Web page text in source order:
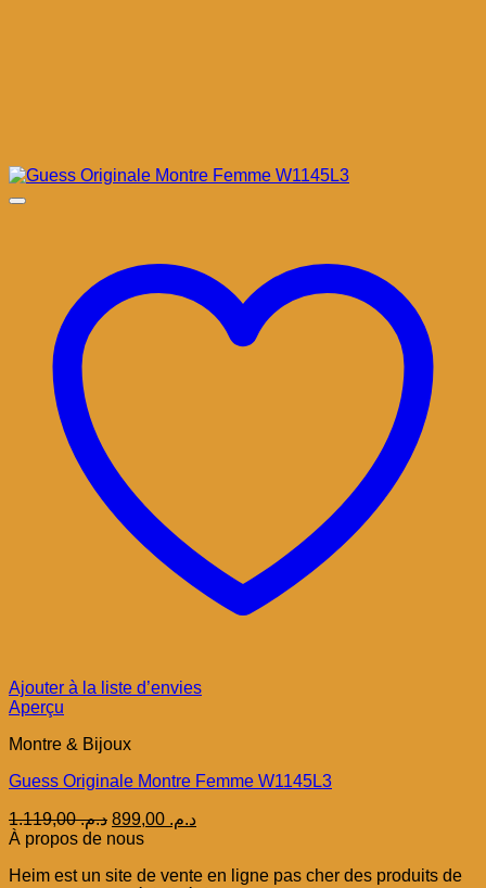
Ajouter à la liste d’envies
Aperçu
Montre & Bijoux
Guess Originale Montre Femme W1145L3
د.م.1.119,00
Le
prix
était :
د.م.Le
est :
À propos de nous
Heim est un site de vente en ligne pas cher des produits de